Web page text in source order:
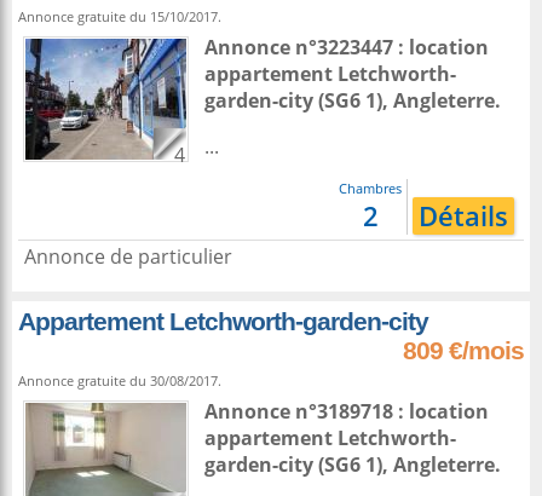
Annonce gratuite du 15/10/2017.
4
Annonce n°3223447 : location
appartement Letchworth-
garden-city(SG6 1), Angleterre.
...
Chambres
2 Détails
Annonce de particulier
Appartement Letchworth-garden-city
809 €/mois
Annonce gratuite du 30/08/2017.
Annonce n°3189718 : location
appartement Letchworth-
garden-city(SG6 1), Angleterre.